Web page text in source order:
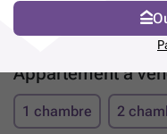
Appartement à
1 chambre 2